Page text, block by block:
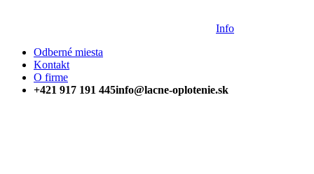
Info
Odberné miesta
Kontakt
O firme
+421 917 191 445info@lacne-oplotenie.sk